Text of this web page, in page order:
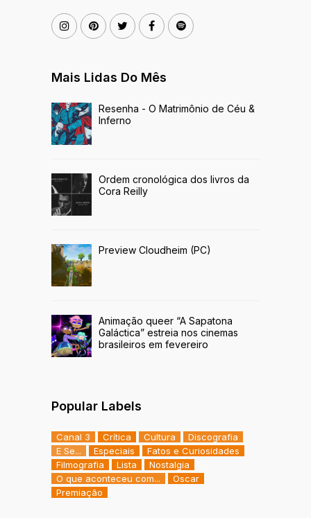
Mais Lidas Do Mês
Resenha - O Matrimônio de Céu &
Inferno
Ordem cronológica dos livros da
Cora Reilly
Preview Cloudheim (PC)
Animação queer “A Sapatona
Galáctica” estreia nos cinemas
brasileiros em fevereiro
Popular Labels
Canal 3 Crítica Cultura
Discografia
E Se...
Especiais
Fatos e Curiosidades
Filmografia
Lista
Nostalgia
O que aconteceu com...
Oscar
Premiação